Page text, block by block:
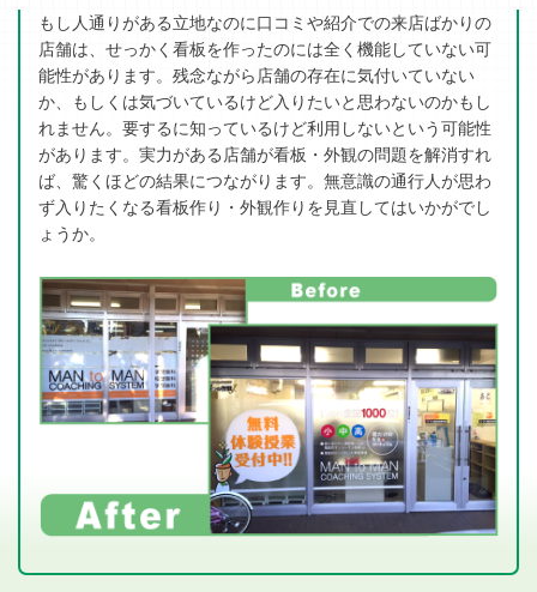
もし人通りがある立地なのに口コミや紹介での来店ばかりの
店舗は、せっかく看板を作ったのには全く機能していない可
能性があります。残念ながら店舗の存在に気付いていない
か、もしくは気づいているけど入りたいと思わないのかもし
れません。要するに知っているけど利用しないという可能性
があります。実力がある店舗が看板・外観の問題を解消すれ
ば、驚くほどの結果につながります。無意識の通行人が思わ
ず入りたくなる看板作り・外観作りを見直してはいかがでし
ょうか。